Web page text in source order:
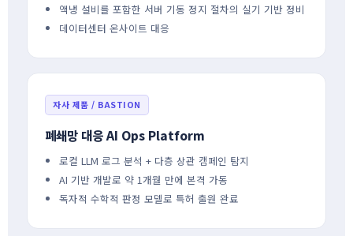
액냉 설비를 포함한 서버 기동 정지 절차의 실기 기반 정비
데이터센터 온사이트 대응
자사 제품 / BASTION
폐쇄망 대응 AI Ops Platform
로컬 LLM 로그 분석 + 다층 상관 캠페인 탐지
AI 기반 개발로 약 1개월 만에 본격 가동
독자적 수학적 판정 모델로 특허 출원 완료